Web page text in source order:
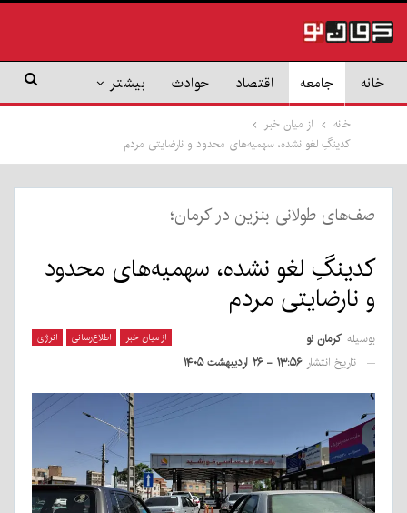
خانه جامعه اقتصاد حوادث بیشتر
خانه
از میان خبر
کدینگِ لغو نشده، سهمیه‌های محدود و نارضایتی مردم
صف‌های طولانی بنزین در کرمان؛
کدینگِ لغو نشده، سهمیه‌های محدود
و نارضایتی مردم
از میان خبر اطلاع‌رسانی انرژی بوسیله کرمان نو
تاریخ انتشار ۱۳:۵۶ - ۲۶ اردیبهشت ۱۴۰۵